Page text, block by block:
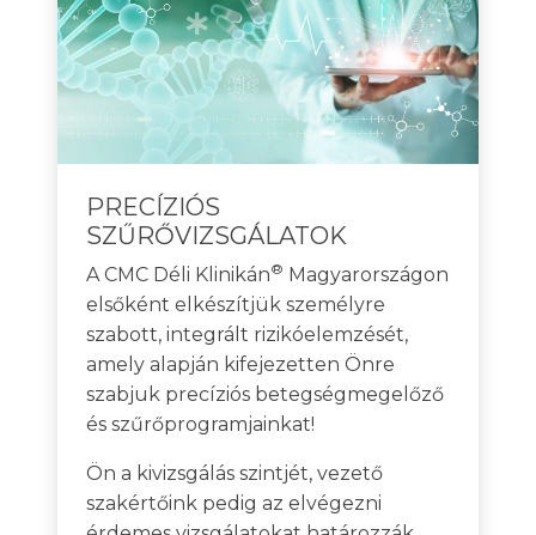
PRECÍZIÓS
SZŰRŐVIZSGÁLATOK
A CMC Déli Klinikán® Magyarországon
elsőként elkészítjük személyre
szabott, integrált rizikóelemzését,
amely alapján kifejezetten Önre
szabjuk precíziós betegségmegelőző
és szűrőprogramjainkat!
Ön a kivizsgálás szintjét, vezető
szakértőink pedig az elvégezni